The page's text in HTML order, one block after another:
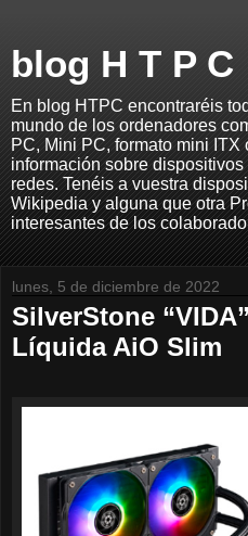
blog H T P C
En blog HTPC encontraréis
mundo de los ordenadores
PC, Mini PC, formato mini
información sobre
redes. Tenéis a vuestra
Wikipedia y alguna que otra
interesantes de los
lunes, 5 de diciembre de 2022
SilverStone
Líquida AiO Slim